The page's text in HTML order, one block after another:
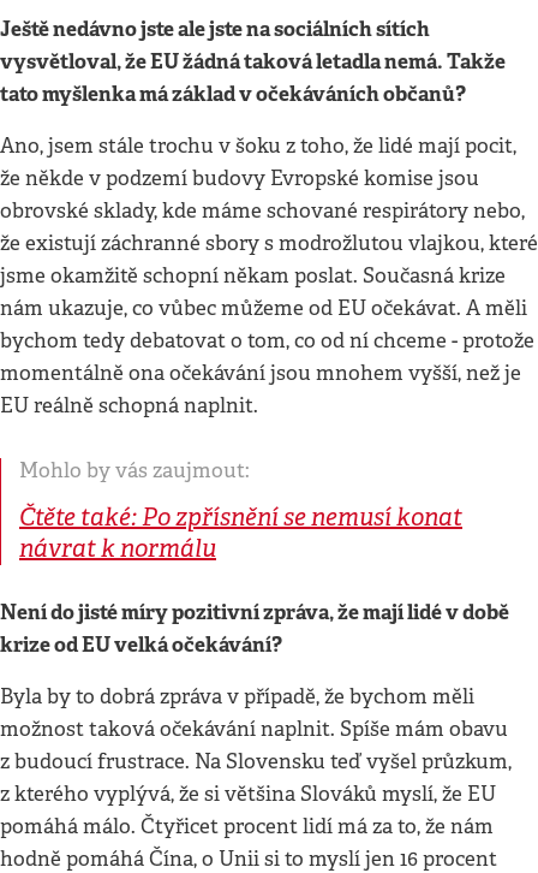
Ještě nedávno jste ale jste na sociálních sítích
vysvětloval, že EU žádná taková letadla nemá. Takže
tato myšlenka má základ v očekáváních občanů?
Ano, jsem stále trochu v šoku z toho, že lidé mají pocit,
že někde v podzemí budovy Evropské komise jsou
obrovské sklady, kde máme schované respirátory nebo,
že existují záchranné sbory s modrožlutou vlajkou, které
jsme okamžitě schopní někam poslat. Současná krize
nám ukazuje, co vůbec můžeme od EU očekávat. A měli
bychom tedy debatovat o tom, co od ní chceme - protože
momentálně ona očekávání jsou mnohem vyšší, než je
EU reálně schopná naplnit.
Mohlo by vás zaujmout:
Čtěte také: Po zpřísnění se nemusí konat
návrat k normálu
Není do jisté míry pozitivní zpráva, že mají lidé v době
krize od EU velká očekávání?
Byla by to dobrá zpráva v případě, že bychom měli
možnost taková očekávání naplnit. Spíše mám obavu
z budoucí frustrace. Na Slovensku teď vyšel průzkum,
z kterého vyplývá, že si většina Slováků myslí, že EU
pomáhá málo. Čtyřicet procent lidí má za to, že nám
hodně pomáhá Čína, o Unii si to myslí jen 16 procent